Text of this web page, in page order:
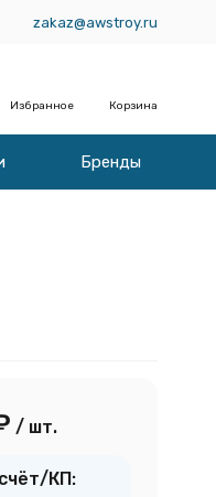
zakaz@awstroy.ru
Избранное Корзина
Бренды
/ шт.
КП: